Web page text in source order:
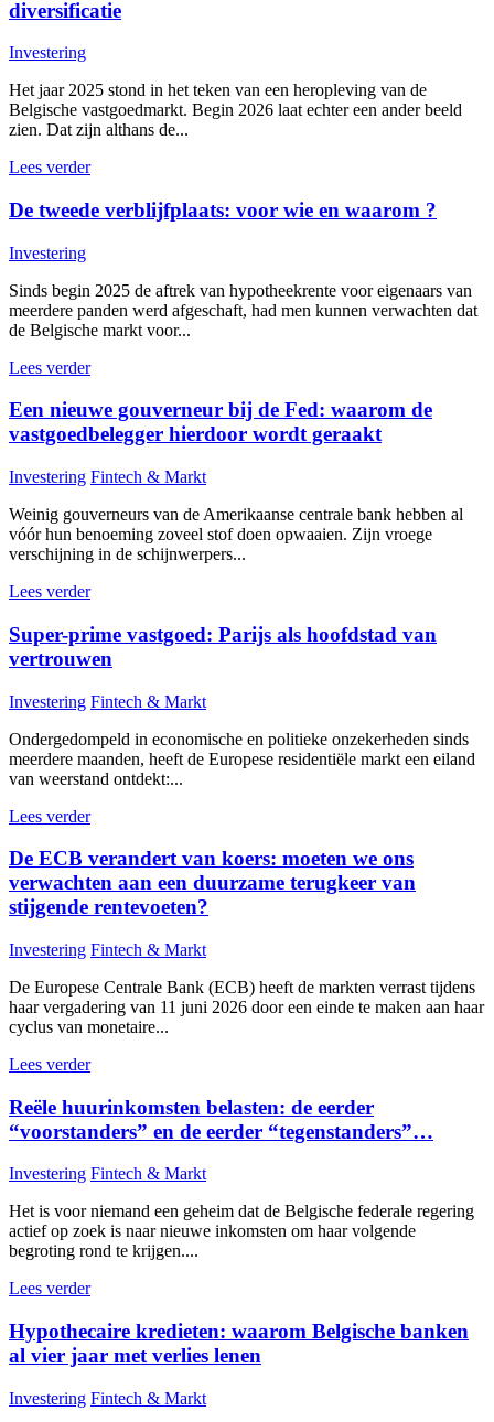
diversificatie
Investering
Het jaar 2025 stond in het teken van een heropleving van de
Belgische vastgoedmarkt. Begin 2026 laat echter een ander beeld
zien. Dat zijn althans de...
Lees verder
De tweede verblijfplaats: voor wie en waarom ?
Investering
Sinds begin 2025 de aftrek van hypotheekrente voor eigenaars van
meerdere panden werd afgeschaft, had men kunnen verwachten dat
de Belgische markt voor...
Lees verder
Een nieuwe gouverneur bij de Fed: waarom de
vastgoedbelegger hierdoor wordt geraakt
Investering Fintech & Markt
Weinig gouverneurs van de Amerikaanse centrale bank hebben al
vóór hun benoeming zoveel stof doen opwaaien. Zijn vroege
verschijning in de schijnwerpers...
Lees verder
Super-prime vastgoed: Parijs als hoofdstad van
vertrouwen
Investering Fintech & Markt
Ondergedompeld in economische en politieke onzekerheden sinds
meerdere maanden, heeft de Europese residentiële markt een eiland
van weerstand ontdekt:...
Lees verder
De ECB verandert van koers: moeten we ons
verwachten aan een duurzame terugkeer van
stijgende rentevoeten?
Investering Fintech & Markt
De Europese Centrale Bank (ECB) heeft de markten verrast tijdens
haar vergadering van 11 juni 2026 door een einde te maken aan haar
cyclus van monetaire...
Lees verder
Reële huurinkomsten belasten: de eerder
“voorstanders” en de eerder “tegenstanders”…
Investering Fintech & Markt
Het is voor niemand een geheim dat de Belgische federale regering
actief op zoek is naar nieuwe inkomsten om haar volgende
begroting rond te krijgen....
Lees verder
Hypothecaire kredieten: waarom Belgische banken
al vier jaar met verlies lenen
Investering Fintech & Markt